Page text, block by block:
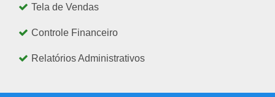
Tela de Vendas
Controle Financeiro
Relatórios Administrativos